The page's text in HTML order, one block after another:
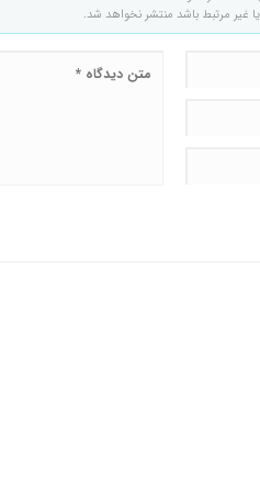
غیر مرتبط باشد منتشر نخواهد شد.